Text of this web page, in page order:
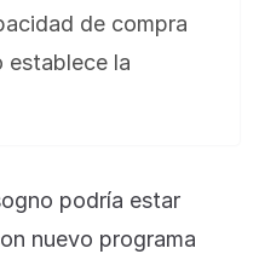
de compra
establece la
podría estar
nuevo programa